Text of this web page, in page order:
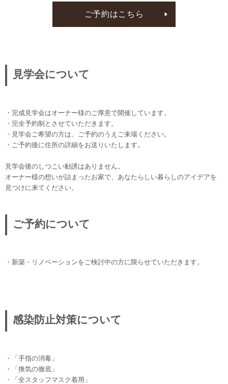
ご予約はこちら
見学会について
・完成見学会はオーナー様のご厚意で開催しています。
・完全予約制とさせていただきます。
・見学会ご希望の方は、ご予約のうえご来場ください。
・ご予約後に住所の詳細をお送りいたします。
見学会後のしつこい勧誘はありません。
オーナー様の想いが詰まったお家で、あなたらしい暮らしのアイデアを
見つけに来てください。
ご予約について
・新築・リノベーションをご検討中の方に限らせていただきます。
感染防止対策について
・「手指の消毒」
・「換気の徹底」
・「全スタッフマスク着用」